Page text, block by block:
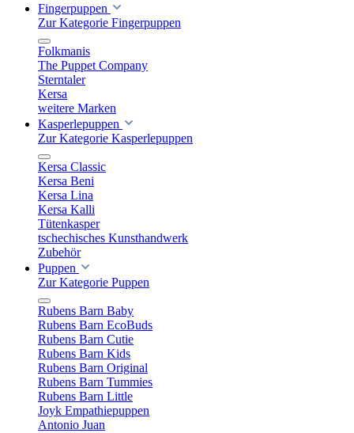
Fingerpuppen
Zur Kategorie Fingerpuppen
Folkmanis
The Puppet Company
Sterntaler
Kersa
weitere Marken
Kasperlepuppen
Zur Kategorie Kasperlepuppen
Kersa Classic
Kersa Beni
Kersa Lina
Kersa Kalli
Tütenkasper
tschechisches Kunsthandwerk
Zubehör
Puppen
Zur Kategorie Puppen
Rubens Barn Baby
Rubens Barn EcoBuds
Rubens Barn Cutie
Rubens Barn Kids
Rubens Barn Original
Rubens Barn Tummies
Rubens Barn Little
Joyk Empathiepuppen
Antonio Juan